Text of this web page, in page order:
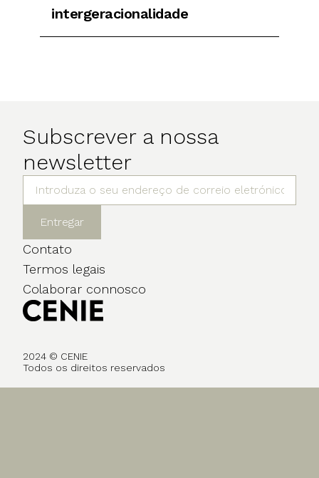
intergeracionalidade
Subscrever a nossa
newsletter
Entregar
Contato
Termos legais
Colaborar connosco
2024 © CENIE
Todos os direitos reservados